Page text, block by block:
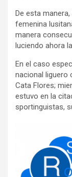
De esta
femenina
manera
luciendo ahora
En el caso
nacional liguero
Cata Flores;
estuvo en la
sportinguistas,